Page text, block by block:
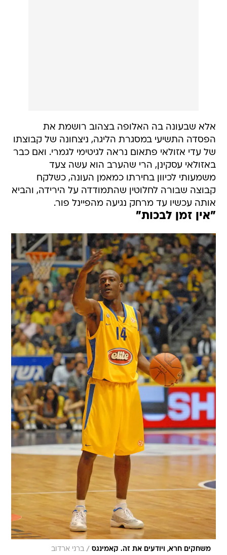
אלא שבעונה בה האלופה בצהוב רושמת את
הפסדה התשיעי במסגרת הליגה, ניצחונה של קבוצתו
של עדי אזולאי פתאום נראה לגיטימי לגמרי. ואם כבר
באזולאי עסקינן, הרי שהערב הוא עשה צעד
משמעותי לכיוון בחירתו כמאמן העונה, כשלקח
קבוצה שבורה לחלוטין שהתמודדה על הירידה, והביא
אותה עכשיו עד מרחק נגיעה מהפיינל פור.
"אין זמן לבכות"
משחקים חרא, ויודעים את זה. קאמינגס / ברני ארדוב